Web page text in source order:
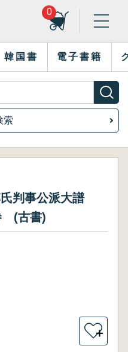
0
韓国書 電子書籍
索
判事公派大譜
(古書)
＋